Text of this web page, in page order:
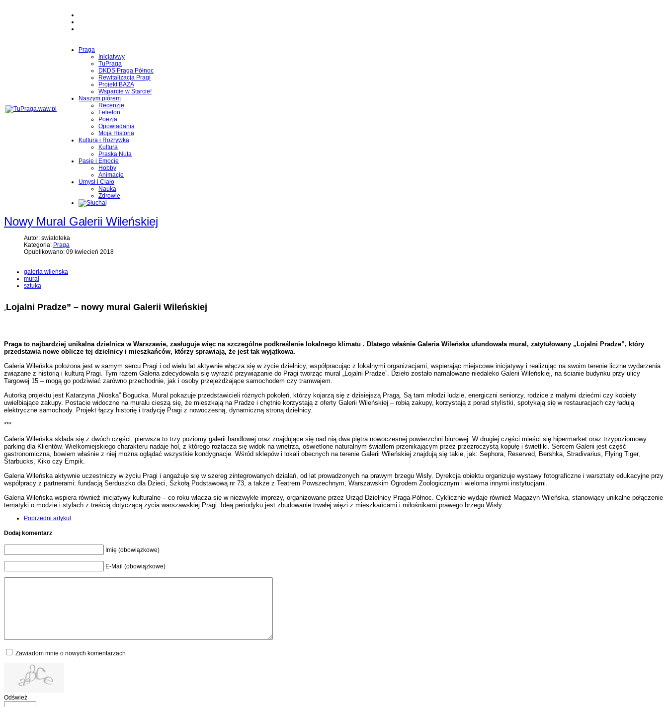
Praga
Inicjatywy
TuPraga
DKDS Praga Północ
Rewitalizacja Pragi
Projekt BAZA
Wsparcie w Starcie!
Naszym piórem
Recenzje
Felieton
Poezja
Opowiadania
Moja Historia
Kultura i Rozrywka
Kultura
Praska Nuta
Pasje i Emocje
Hobby
Animacje
Umysł i Ciało
Nauka
Zdrowie
Nowy Mural Galerii Wileńskiej
Autor: swiatoteka
Kategoria: Praga
Opublikowano: 09 kwiecień 2018
galeria wileńska
mural
sztuka
„Lojalni Pradze” – nowy mural Galerii Wileńskiej
Praga to najbardziej unikalna dzielnica w Warszawie, zasługuje więc na szczególne podkreślenie lokalnego klimatu . Dlatego właśnie Galeria Wileńska ufundowała mural, zatytułowany „Lojalni Pradze”, który
przedstawia nowe oblicze tej dzielnicy i mieszkańców, którzy sprawiają, że jest tak wyjątkowa.
Galeria Wileńska położona jest w samym sercu Pragi i od wielu lat aktywnie włącza się w życie dzielnicy, współpracując z lokalnymi organizacjami, wspierając miejscowe inicjatywy i realizując na swoim terenie liczne wydarzenia
związane z historią i kulturą Pragi. Tym razem Galeria zdecydowała się wyrazić przywiązanie do Pragi tworząc mural „Lojalni Pradze”. Dzieło zostało namalowane niedaleko Galerii Wileńskiej, na ścianie budynku przy ulicy
Targowej 15 – mogą go podziwiać zarówno przechodnie, jak i osoby przejeżdżające samochodem czy tramwajem.
Autorką projektu jest Katarzyna „Nioska” Bogucka. Mural pokazuje przedstawicieli różnych pokoleń, którzy kojarzą się z dzisiejszą Pragą. Są tam młodzi ludzie, energiczni seniorzy, rodzice z małymi dziećmi czy kobiety
uwielbiające zakupy. Postacie widoczne na muralu cieszą się, że mieszkają na Pradze i chętnie korzystają z oferty Galerii Wileńskiej – robią zakupy, korzystają z porad stylistki, spotykają się w restauracjach czy ładują
elektryczne samochody. Projekt łączy historię i tradycję Pragi z nowoczesną, dynamiczną stroną dzielnicy.
***
Galeria Wileńska składa się z dwóch części: pierwsza to trzy poziomy galerii handlowej oraz znajdujące się nad nią dwa piętra nowoczesnej powierzchni biurowej. W drugiej części mieści się hipermarket oraz trzypoziomowy
parking dla Klientów. Wielkomiejskiego charakteru nadaje hol, z którego roztacza się widok na wnętrza, oświetlone naturalnym światłem przenikającym przez przezroczystą kopułę i świetliki. Sercem Galerii jest część
gastronomiczna, bowiem właśnie z niej można oglądać wszystkie kondygnacje. Wśród sklepów i lokali obecnych na terenie Galerii Wileńskiej znajdują się takie, jak: Sephora, Reserved, Bershka, Stradivarius, Flying Tiger,
Starbucks, Kiko czy Empik.
Galeria Wileńska aktywnie uczestniczy w życiu Pragi i angażuje się w szereg zintegrowanych działań, od lat prowadzonych na prawym brzegu Wisły. Dyrekcja obiektu organizuje wystawy fotograficzne i warsztaty edukacyjne przy
współpracy z partnerami: fundacją Serduszko dla Dzieci, Szkołą Podstawową nr 73, a także z Teatrem Powszechnym, Warszawskim Ogrodem Zoologicznym i wieloma innymi instytucjami.
Galeria Wileńska wspiera również inicjatywy kulturalne – co roku włącza się w niezwykłe imprezy, organizowane przez Urząd Dzielnicy Praga-Północ. Cyklicznie wydaje również Magazyn Wileńska, stanowiący unikalne połączenie
tematyki o modzie i stylach z treścią dotyczącą życia warszawskiej Pragi. Ideą periodyku jest zbudowanie trwałej więzi z mieszkańcami i miłośnikami prawego brzegu Wisły.
Poprzedni artykuł
Dodaj komentarz
Imię (obowiązkowe)
E-Mail (obowiązkowe)
Zawiadom mnie o nowych komentarzach
Odśwież